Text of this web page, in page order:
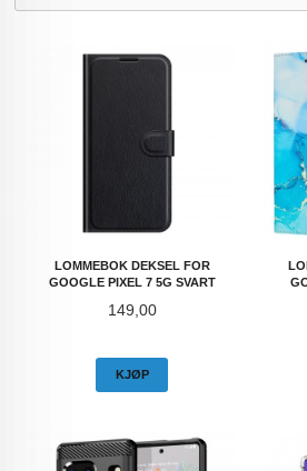
LOMMEBOK DEKSEL FOR
GOOGLE PIXEL 7 5G SVART
Pris
149,00
KJØP